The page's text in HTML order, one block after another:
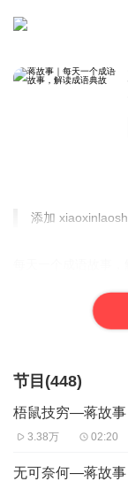
添加
每天一个成语故事，
白马银枪的女将军，
在北京19年的四川
节目(448)
梧鼠技穷—蒋故事
3.38万 02:20
无可奈何—蒋故事